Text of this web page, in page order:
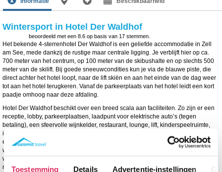
Toestemming Details Advertentie-instellingen
Wintersport in Hotel Der Waldhof
beoordeeld met een 8.6 op basis van 17 stemmen.
Het bekende 4-sterrenhotel Der Waldhof is een geliefde accommodatie in Zell
am See, mede dankzij de rustige maar centrale ligging. Je verblijft hier op ca.
700 meter van het centrum, op 100 meter van de skibushalte en op slechts 500
meter van de skilift. Bij goede sneeuwcondities kun je via de blauwe piste, die
direct achter het hotel loopt, naar de lift skiën en aan het einde van de dag weer
tot aan het hotel terugkeren. Vanaf de parkeerplaats van het hotel leidt een kort
paadje omhoog naar deze afdaling.
Hotel Der Waldhof beschikt over een breed scala aan faciliteiten. Zo zijn er een
receptie, lobby, parkeerplaatsen, laadpunt voor elektrische auto’s (tegen
betaling), een sfeervolle wijnkelder, restaurant, lounge, lift, kinderspeelruimte,
internetcorner, terras, en een was- en droogservice (tegen betaling). Ook vind je
er een skiberging, gezellige bar, fitnessruimte van 50 m² en een uitgebreide
wellness van 850 m² met o.a. een verwarmd binnen- en buitenzwembad,
whirlpool, verschillende sauna’s, stoombad, infraroodcabine, rustruimte en de
mogelijkheid tot massages (tegen betaling). Het hotel organiseert regelmatig